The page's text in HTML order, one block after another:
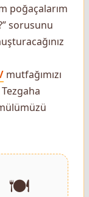
poğaçalarım
sorusunu
mutfağımızı
🍽️